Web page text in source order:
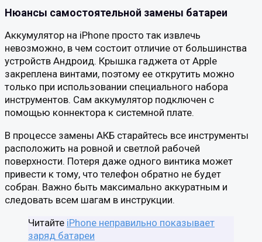
Нюансы самостоятельной замены батареи
Аккумулятор на iPhone просто так извлечь
невозможно, в чем состоит отличие от большинства
устройств Андроид. Крышка гаджета от Apple
закреплена винтами, поэтому ее открутить можно
только при использовании специального набора
инструментов. Сам аккумулятор подключен с
помощью коннектора к системной плате.
В процессе замены АКБ старайтесь все инструменты
расположить на ровной и светлой рабочей
поверхности. Потеря даже одного винтика может
привести к тому, что телефон обратно не будет
собран. Важно быть максимально аккуратным и
следовать всем шагам в инструкции.
Читайте iPhone неправильно показывает
заряд батареи